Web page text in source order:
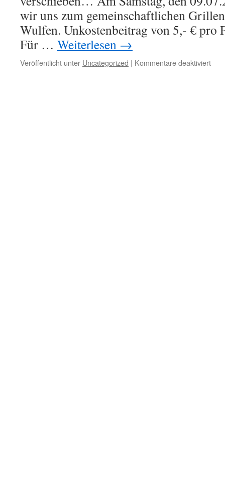
wir uns zum gemeinschaftlichen
Wulfen. Unkostenbeitrag von 5,- € pro
Für … Weiterlesen →
Veröffentlicht unter Uncategorized | Kommentare deaktiviertfür